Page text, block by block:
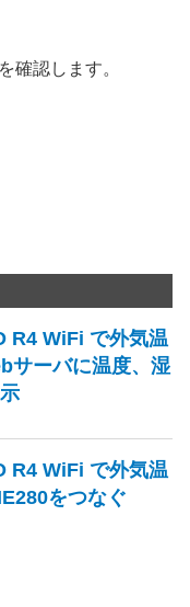
確認します。
R4 WiFi で外気温
サーバに温度、湿
R4 WiFi で外気温
をつなぐ